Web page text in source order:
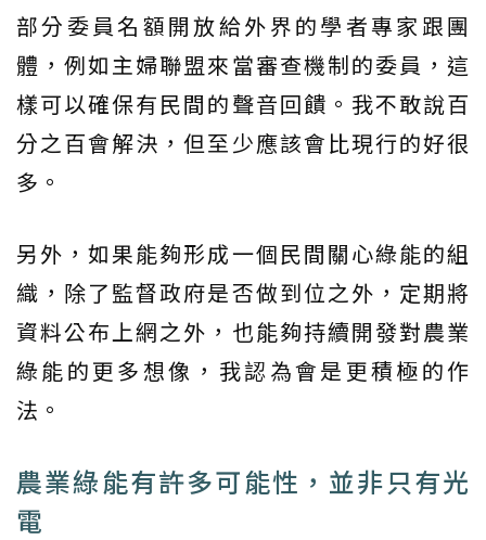
部分委員名額開放給外界的學者專家跟團
體，例如主婦聯盟來當審查機制的委員，這
樣可以確保有民間的聲音回饋。我不敢說百
分之百會解決，但至少應該會比現行的好很
多。
另外，如果能夠形成一個民間關心綠能的組
織，除了監督政府是否做到位之外，定期將
資料公布上網之外，也能夠持續開發對農業
綠能的更多想像，我認為會是更積極的作
法。
農業綠能有許多可能性，並非只有光
電